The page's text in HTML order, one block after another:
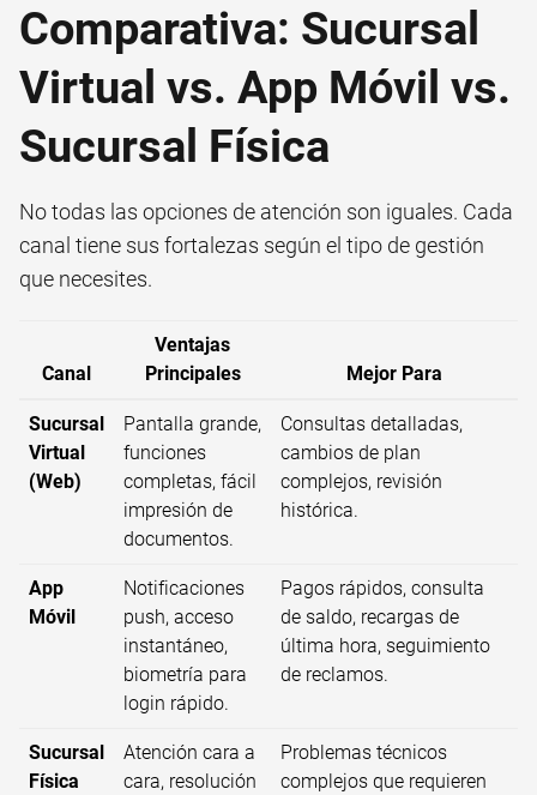
Comparativa: Sucursal
Virtual vs. App Móvil vs.
Sucursal Física
No todas las opciones de atención son iguales. Cada
canal tiene sus fortalezas según el tipo de gestión
que necesites.
Canal
Ventajas
Principales
Mejor Para
Sucursal
Virtual
(Web)
Pantalla grande,
funciones
completas, fácil
impresión de
documentos.
Consultas detalladas,
cambios de plan
complejos, revisión
histórica.
App
Móvil
Notificaciones
push, acceso
instantáneo,
biometría para
login rápido.
Pagos rápidos, consulta
de saldo, recargas de
última hora, seguimiento
de reclamos.
Sucursal
Física
Atención cara a
cara, resolución
Problemas técnicos
complejos que requieren